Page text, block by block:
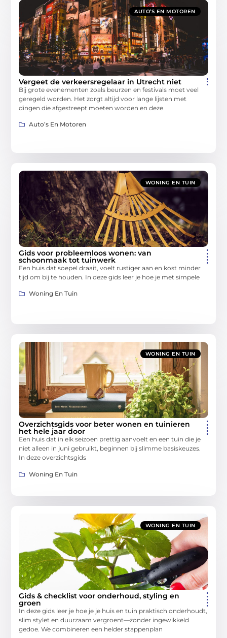
AUTO’S EN MOTOREN
Vergeet de verkeersregelaar in Utrecht niet
Bij grote evenementen zoals beurzen en festivals moet veel
geregeld worden. Het zorgt altijd voor lange lijsten met
dingen die afgestreept moeten worden en deze
Auto’s En Motoren
WONING EN TUIN
Gids voor probleemloos wonen: van
schoonmaak tot tuinwerk
Een huis dat soepel draait, voelt rustiger aan en kost minder
tijd om bij te houden. In deze gids leer je hoe je met simpele
Woning En Tuin
WONING EN TUIN
Overzichtsgids voor beter wonen en tuinieren
het hele jaar door
Een huis dat in elk seizoen prettig aanvoelt en een tuin die je
niet alleen in juni gebruikt, beginnen bij slimme basiskeuzes.
In deze overzichtsgids
Woning En Tuin
WONING EN TUIN
Gids & checklist voor onderhoud, styling en
groen
In deze gids leer je hoe je je huis en tuin praktisch onderhoudt,
slim stylet en duurzaam vergroent—zonder ingewikkeld
gedoe. We combineren een helder stappenplan